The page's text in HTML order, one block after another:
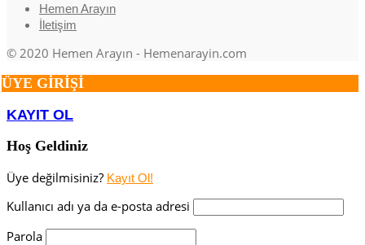
Hemen Arayın
İletişim
© 2020 Hemen Arayın - Hemenarayin.com
ÜYE GİRİŞİ
KAYIT OL
Hoş Geldiniz
Üye değilmisiniz? Kayıt Ol!
Kullanıcı adı ya da e-posta adresi
Parola